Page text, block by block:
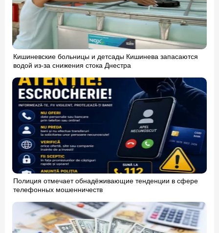
Кишиневские больницы и детсады Кишинева запасаются
водой из-за снижения стока Днестра
Полиция отмечает обнадёживающие тенденции в сфере
телефонных мошенничеств